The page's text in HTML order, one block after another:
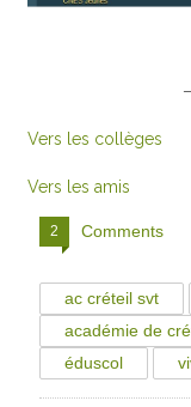
Vers les collèges
Vers les amis
2 Comments
ac créteil svt
académie de
éduscol